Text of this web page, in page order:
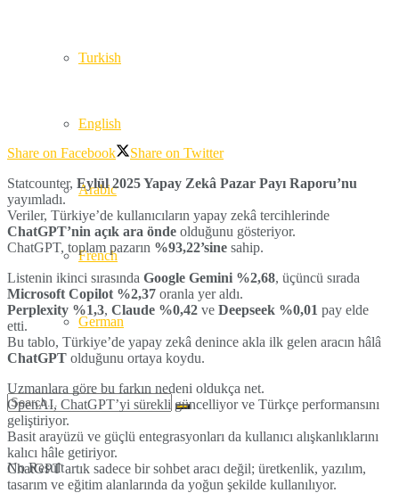
Turkish
English
Arabic
French
German
No Result
Share on Facebook
Share on Twitter
Statcounter, Eylül 2025 Yapay Zekâ Pazar Payı Raporu’nu
yayımladı.
Veriler, Türkiye’de kullanıcıların yapay zekâ tercihlerinde
ChatGPT’nin açık ara önde olduğunu gösteriyor.
ChatGPT, toplam pazarın %93,22’sine sahip.
Listenin ikinci sırasında Google Gemini %2,68, üçüncü sırada
Microsoft Copilot %2,37 oranla yer aldı.
Perplexity %1,3, Claude %0,42 ve Deepseek %0,01 pay elde
etti.
Bu tablo, Türkiye’de yapay zekâ denince akla ilk gelen aracın hâlâ
ChatGPT olduğunu ortaya koydu.
Uzmanlara göre bu farkın nedeni oldukça net.
OpenAI, ChatGPT’yi sürekli güncelliyor ve Türkçe performansını
geliştiriyor.
Basit arayüzü ve güçlü entegrasyonları da kullanıcı alışkanlıklarını
kalıcı hâle getiriyor.
ChatGPT artık sadece bir sohbet aracı değil; üretkenlik, yazılım,
tasarım ve eğitim alanlarında da yoğun şekilde kullanılıyor.